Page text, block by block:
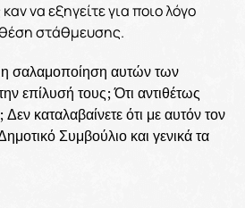
να εξηγείτε για ποιο λόγο
θέση στάθμευσης.
η σαλαμοποίηση αυτών των
επίλυσή τους; Ότι αντιθέτως
Δεν καταλαβαίνετε ότι με αυτόν τον
Συμβούλιο και γενικά τα